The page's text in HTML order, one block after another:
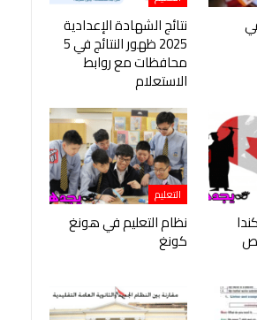
نتائج الشهادة الإعدادية
2025 ظهور النتائج في 5
محافظات مع روابط
الاستعلام
التعليم
نظام التعليم في هونغ
كونغ